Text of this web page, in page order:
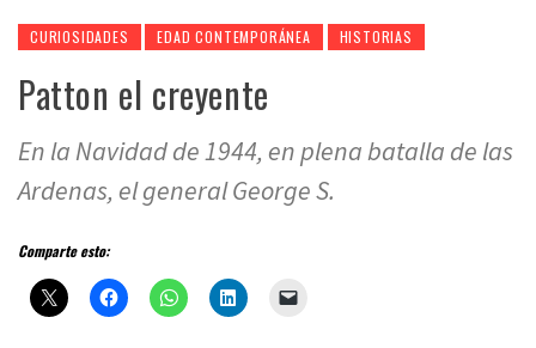
CURIOSIDADES EDAD CONTEMPORÁNEA HISTORIAS
Patton el creyente
En la Navidad de 1944, en plena batalla de las
Ardenas, el general George S.
Comparte esto: